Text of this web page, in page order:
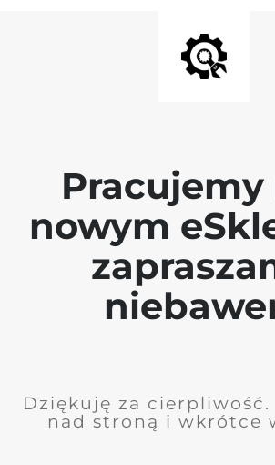
Pracujemy
nowym
Dziękuję za
nad stroną i wkrótce